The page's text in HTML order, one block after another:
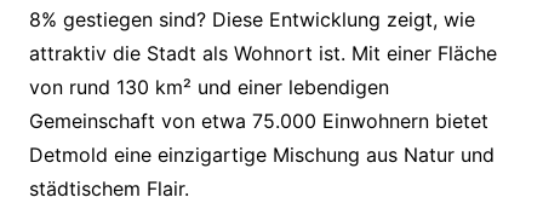
8% gestiegen sind? Diese Entwicklung zeigt, wie
attraktiv die Stadt als Wohnort ist. Mit einer Fläche
von rund 130 km² und einer lebendigen
Gemeinschaft von etwa 75.000 Einwohnern bietet
Detmold eine einzigartige Mischung aus Natur und
städtischem Flair.